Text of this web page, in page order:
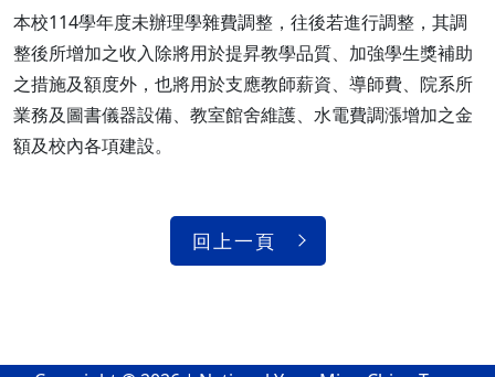
本校114學年度未辦理學雜費調整，往後若進行調整，其調
整後所增加之收入除將用於提昇教學品質、加強學生獎補助
之措施及額度外，也將用於支應教師薪資、導師費、院系所
業務及圖書儀器設備、教室館舍維護、水電費調漲增加之金
額及校內各項建設。
回上一頁